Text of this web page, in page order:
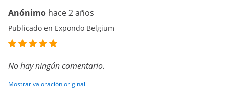
Anónimo hace 2 años
Publicado en Expondo Belgium
No hay ningún comentario.
Mostrar valoración original